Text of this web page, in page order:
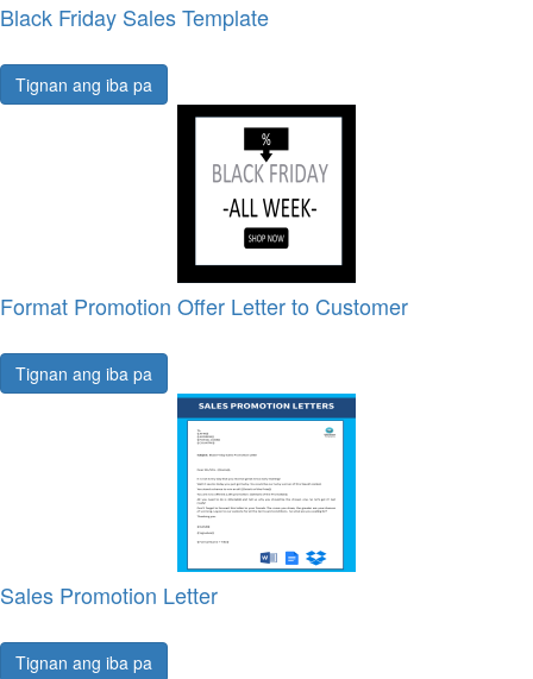
Black Friday Sales Template
Tignan ang iba pa
Format Promotion Offer Letter to Customer
Tignan ang iba pa
Sales Promotion Letter
Tignan ang iba pa